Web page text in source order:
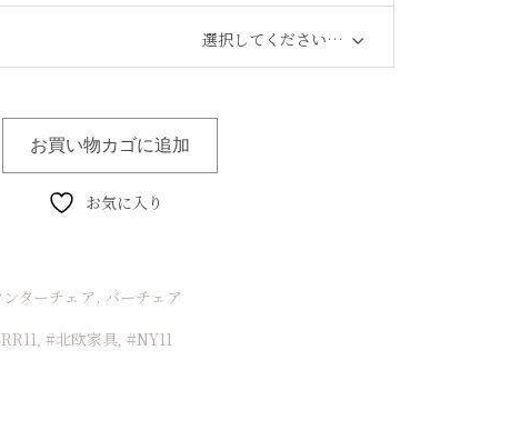
選択してください…
お買い物カゴに追加
お気に入り
ターチェア, バーチェア
, #北欧家具, #NY11